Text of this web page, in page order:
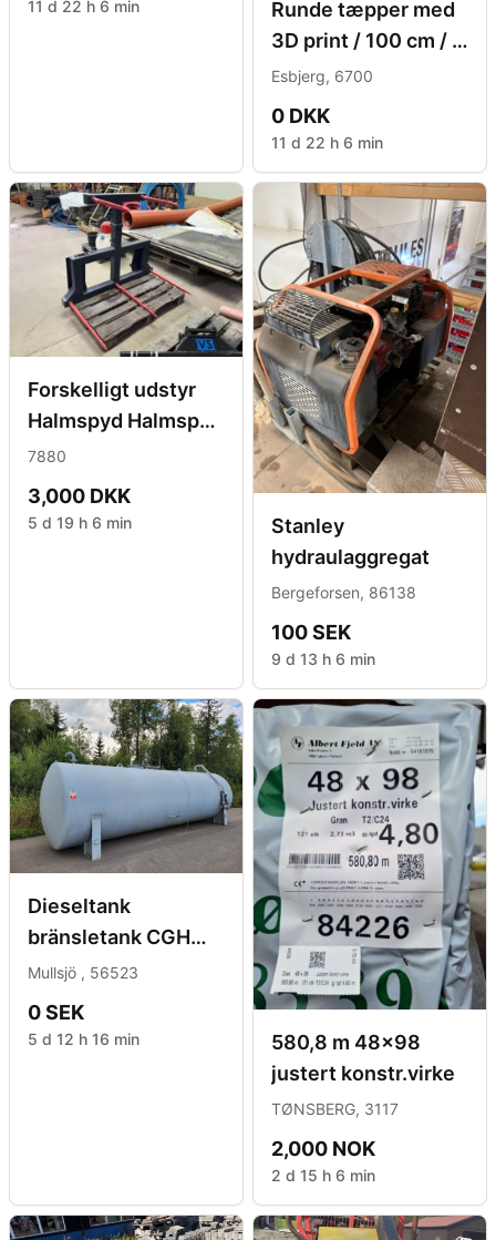
11 d 22 h 6 min
Runde tæpper med
3D print / 100 cm / 2
paller / Ca. 400 stk
Esbjerg, 6700
0 DKK
11 d 22 h 6 min
Forskelligt udstyr
Halmspyd Halmspyd
med euro
beslag/ophæng
7880
3,000 DKK
5 d 19 h 6 min
Stanley
hydraulaggregat
Bergeforsen, 86138
100 SEK
9 d 13 h 6 min
Dieseltank
bränsletank CGH
Nordic 40
kubikmeter
Mullsjö , 56523
0 SEK
5 d 12 h 16 min
580,8 m 48x98
justert konstr.virke
TØNSBERG, 3117
2,000 NOK
2 d 15 h 6 min